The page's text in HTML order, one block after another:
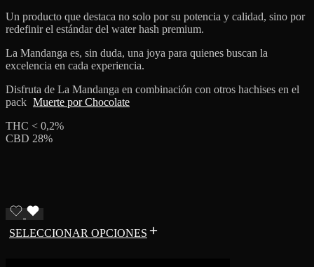
Un producto que destaca no solo por su potencia y calidad, sino por
redefinir el estándar del water hash premium.
La Mandanga es, sin duda, una joya para quienes buscan la
excelencia en cada experiencia.
Disfruta de La Mandanga en combinación con otros hachises en el
pack Muerte por Chocolate
THC < 0,2%
CBD 28%
SELECCIONAR OPCIONES